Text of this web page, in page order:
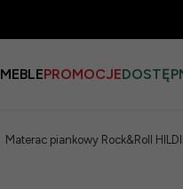
MEBLEPROMOCJE
Materac piankowy Rock&Roll